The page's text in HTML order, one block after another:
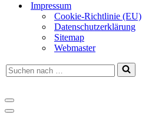
Impressum
Cookie-Richtlinie (EU)
Datenschutzerklärung
Sitemap
Webmaster
Suchen
nach …
Navigationsmenü
Navigationsmenü